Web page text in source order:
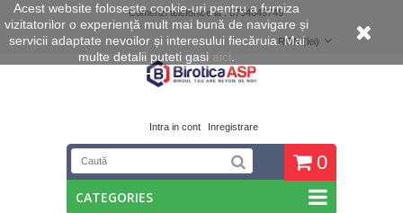
Comenzi telefonice la : 0734649749
RON (lei)
0
Intra in cont Inregistrare
CATEGORIES
Acest website foloseste cookie-uri pentru a furniza
vizitatorilor o experiență mult mai bună de navigare și
servicii adaptate nevoilor și interesului fiecăruia. Mai
multe detalii puteti gasi aici